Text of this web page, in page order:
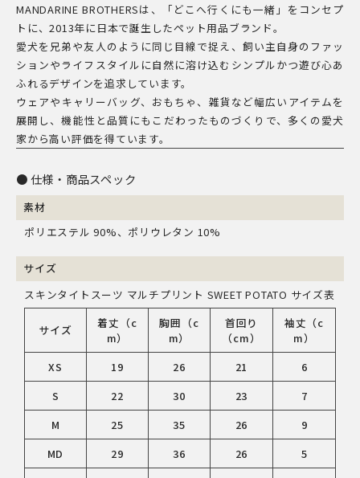
SWEET
POTATO
個
MANDARINE BROTHERSは、「どこへ行くにも一緒」をコンセプ
トに、2013年に日本で誕生したペット用品ブランド。
愛犬を兄弟や友人のように同じ目線で捉え、飼い主自身のファッ
ションやライフスタイルに自然に溶け込むシンプルかつ遊び心あ
ふれるデザインを追求しています。
ウェアやキャリーバッグ、おもちゃ、雑貨など幅広いアイテムを
展開し、機能性と品質にもこだわったものづくりで、多くの愛犬
家から高い評価を得ています。
仕様・商品スペック
素材
ポリエステル 90%、ポリウレタン 10%
サイズ
スキンタイトスーツ マルチプリント SWEET POTATO サイズ表
サイズ
着丈（c
m）
胸囲（c
m）
首回り
（cm）
袖丈（c
m）
XS
19 26 21
6
S
22 30 23
7
M
25 35 26
9
MD
29 36 26
5